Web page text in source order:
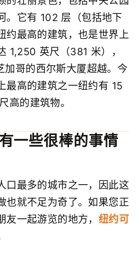
。它有 102 层（包括地下
约最高的建筑，也是世界上
1,250 英尺（381 米），
加哥的西尔斯大厦超越。今
最高的建筑之一纽约有 15
高的建筑物。
一些很棒的事情
口最多的城市之一，因此这
也就不足为奇了。如果您正
友一起游览的地方， 纽约可